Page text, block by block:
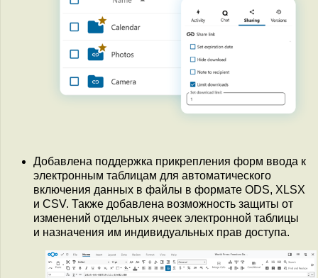
Добавлена поддержка прикрепления форм ввода к
электронным таблицам для автоматического
включения данных в файлы в формате ODS, XLSX
и CSV. Также добавлена возможность защиты от
изменений отдельных ячеек электронной таблицы
и назначения им индивидуальных прав доступа.